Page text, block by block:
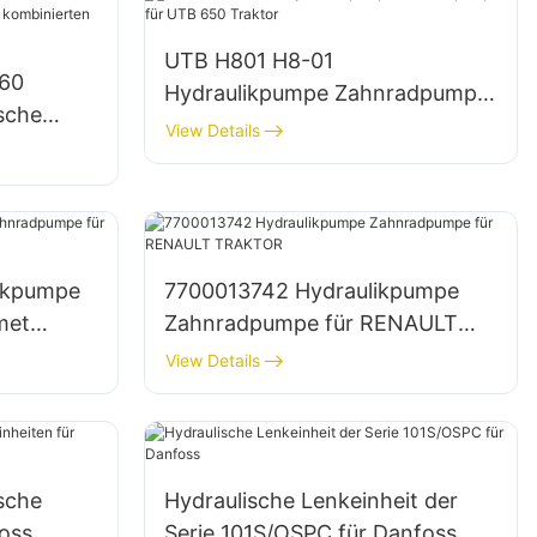
UTB H801 H8-01
Hydraulikpumpe Zahnradpumpe
für UTB 650 Traktor
View Details
7700013742 Hydraulikpumpe
Zahnradpumpe für RENAULT
TRAKTOR
View Details
Hydraulische Lenkeinheit der